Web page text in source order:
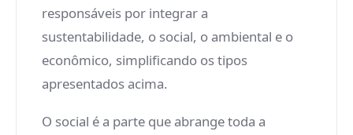
responsáveis por integrar a
sustentabilidade, o social, o ambiental e o
econômico, simplificando os tipos
apresentados acima.
O social é a parte que abrange toda a